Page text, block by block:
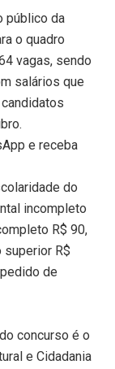
público da
o quadro
vagas, sendo
salários que
e receba
do
incompleto
R$ 90,
R$
de
concurso é o
e Cidadania